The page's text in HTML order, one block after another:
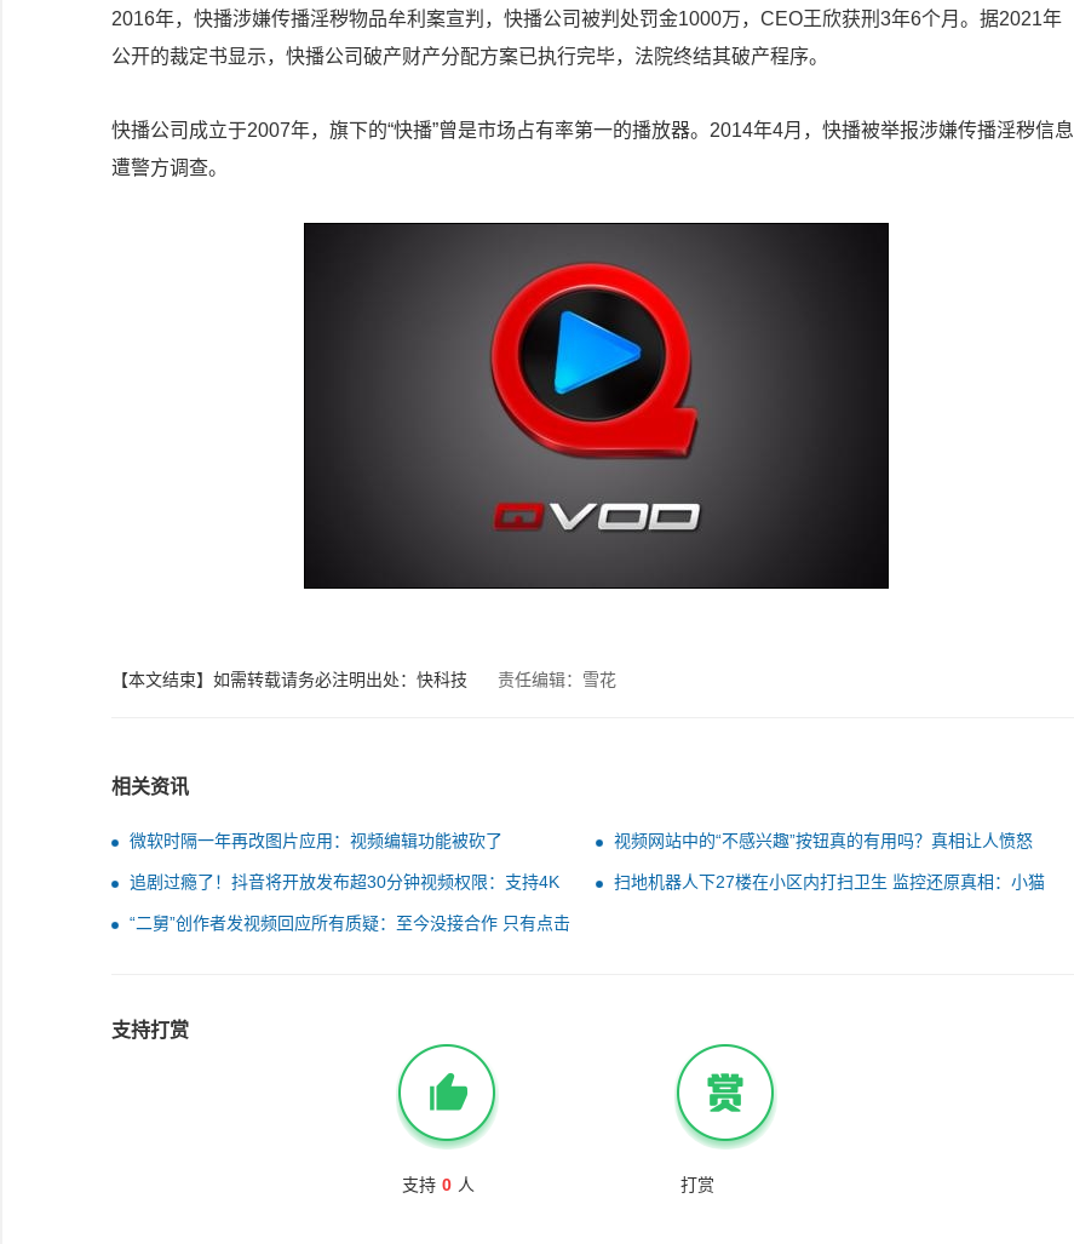
2016年，快播涉嫌传播淫秽物品牟利案宣判，快播公司被判处罚金1000万，CEO王欣获刑3年6个月。据2021年
公开的裁定书显示，快播公司破产财产分配方案已执行完毕，法院终结其破产程序。
快播公司成立于2007年，旗下的“快播”曾是市场占有率第一的播放器。2014年4月，快播被举报涉嫌传播淫秽信息
遭警方调查。
【本文结束】如需转载请务必注明出处：快科技 责任编辑：雪花
相关资讯
微软时隔一年再改图片应用：视频编辑功能被砍了 视频网站中的“不感兴趣”按钮真的有用吗？真相让人愤怒
追剧过瘾了！抖音将开放发布超30分钟视频权限：支持4K
扫地机器人下27楼在小区内打扫卫生 监控还原真相：小猫
“二舅”创作者发视频回应所有质疑：至今没接合作 只有点击
支持打赏
支持 0 人 打赏